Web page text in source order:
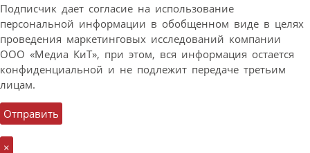
Подписчик дает согласие на использование
персональной информации в обобщенном виде в целях
проведения маркетинговых исследований компании
ООО «Медиа КиТ», при этом, вся информация остается
конфиденциальной и не подлежит передаче третьим
лицам.
×